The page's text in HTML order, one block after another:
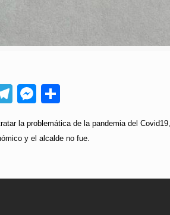
Telegram
Messenger
la problemática de la pandemia del
y el alcalde no fue.